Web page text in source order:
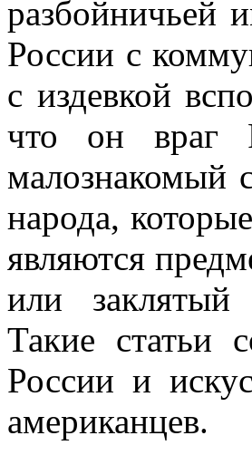
разбойничьей
России с
с издевкой
что он враг
малознакомый
народа,
являются
или заклятый
Такие статьи
России и
американцев.